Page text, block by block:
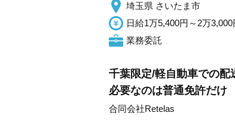
埼玉県 さいたま市
日給1万5,400円～2万3,000
業務委託
千葉限定/軽自動車での
必要なのは普通免許だけ
合同会社Retelas